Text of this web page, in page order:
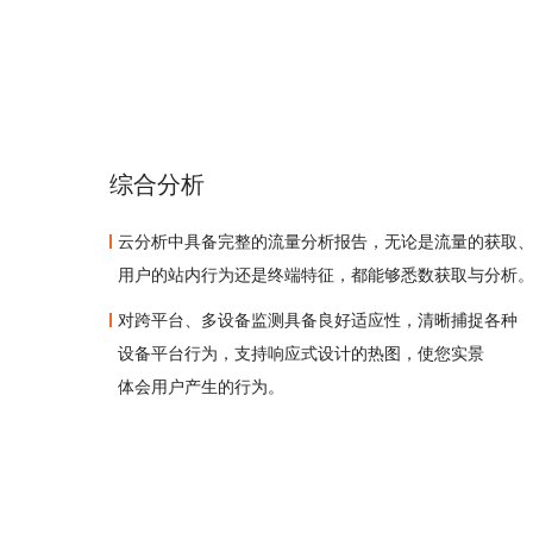
综合分析
云分析中具备完整的流量分析报告，无论是流量的获取、
用户的站内行为还是终端特征，都能够悉数获取与分析。
对跨平台、多设备监测具备良好适应性，清晰捕捉各种
设备平台行为，支持响应式设计的热图，使您实景
体会用户产生的行为。